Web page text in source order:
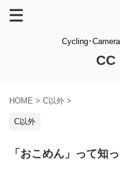
Cycling･
CC
HOME > C以外 >
C以外
「おこめん」って知